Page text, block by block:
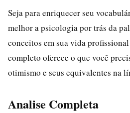
Seja para enriquecer seu
melhor a psicologia por trás da
conceitos em sua vida
completo oferece o que você
otimismo e seus equivalentes na
Analise Completa